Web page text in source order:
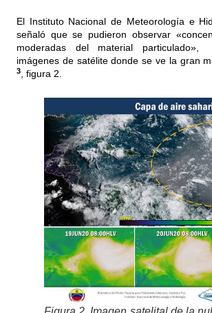
El Instituto Nacional de Meteorología e
señaló que se pudieron observar
moderadas del material
imágenes de satélite donde se ve la gran
3, figura 2.